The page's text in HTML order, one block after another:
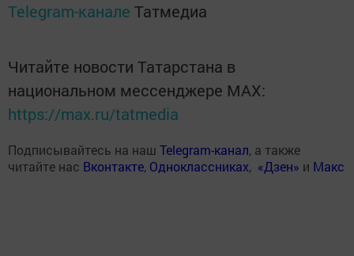
Telegram-канале Татмедиа
Читайте новости Татарстана в
национальном мессенджере MАХ:
https://max.ru/tatmedia
Подписывайтесь на наш Telegram-канал, а также
читайте нас Вконтакте, Одноклассниках, «Дзен» и Макс